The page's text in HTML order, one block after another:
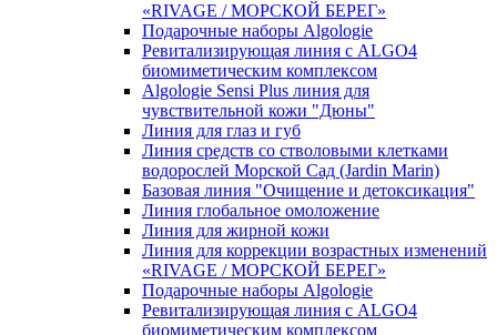
«RIVAGE / МОРСКОЙ БЕРЕГ»
Подарочные наборы Algologie
Ревитализирующая линия с ALGO4
биомиметическим комплексом
Algologie Sensi Plus линия для
чувcтвительной кожи "Дюны"
Линия для глаз и губ
Линия средств со стволовыми клетками
водорослей Морской Сад (Jardin Marin)
Базовая линия "Очищение и детоксикация"
Линия глобальное омоложение
Линия для жирной кожи
Линия для коррекции возрастных изменений
«RIVAGE / МОРСКОЙ БЕРЕГ»
Подарочные наборы Algologie
Ревитализирующая линия с ALGO4
биомиметическим комплексом